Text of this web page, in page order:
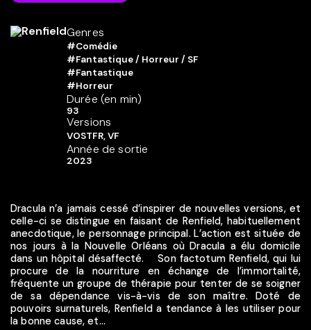
Genres
#Comédie
#Fantastique / Horreur / SF
#Fantastique
#Horreur
Durée (en min)
93
Versions
VOSTFR, VF
Année de sortie
2023
Dracula n’a jamais cessé d’inspirer de nouvelles versions, et
celle-ci se distingue en faisant de Renfield, habituellement
anecdotique, le personnage principal. L’action est située de
nos jours à la Nouvelle Orléans où Dracula a élu domicile
dans un hôpital désaffecté. Son factotum Renfield, qui lui
procure de la nourriture en échange de l’immortalité,
fréquente un groupe de thérapie pour tenter de se soigner
de sa dépendance vis-à-vis de son maître. Doté de
pouvoirs surnaturels, Renfield a tendance à les utiliser pour
la bonne cause, et...